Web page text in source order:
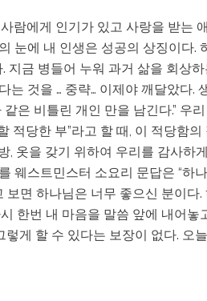
람에게 인기가 있고 사랑을 받는
눈에 내 인생은 성공의 상징이다
. 지금 병들어 누워 과거 삶을 회
는 것을 … 중략… 이제야 깨달았다
은 비틀린 개인 만을 남긴다.” 우
적당한 부”라고 할 때, 이 적당함
, 옷을 갖기 위하여 우리를 감사
웨스트민스터 소요리 문답은 “하
보면 하나님은 너무 좋으신 분이
한번 내 마음을 말씀 앞에 내어
렇게 할 수 있다는 보장이 없다. 오